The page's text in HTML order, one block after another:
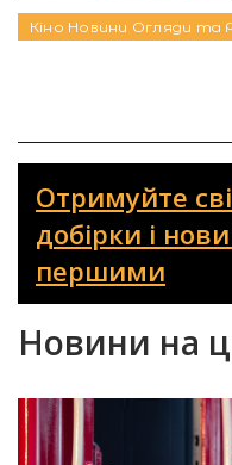
Кіно Новини Огляди та
Отримуйте
добірки і
першими
Новини на